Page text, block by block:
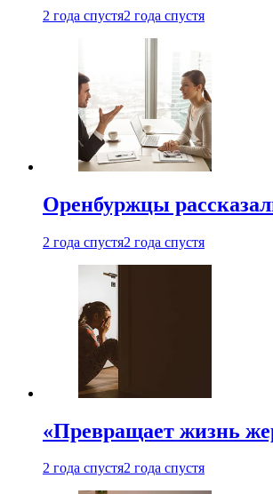
2 года спустя2 года спустя
Оренбуржцы
2 года спустя2 года спустя
«Превращает жизнь
2 года спустя2 года спустя